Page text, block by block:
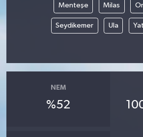
Menteşe Milas
Seydikemer Ula
NEM
%52